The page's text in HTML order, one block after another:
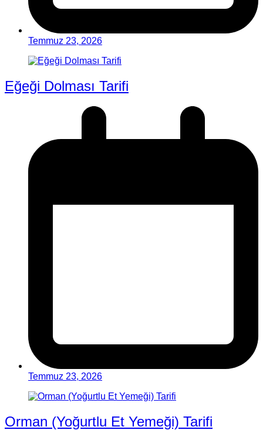
Temmuz 23, 2026
Eğeği Dolması Tarifi
Temmuz 23, 2026
Orman (Yoğurtlu Et Yemeği) Tarifi